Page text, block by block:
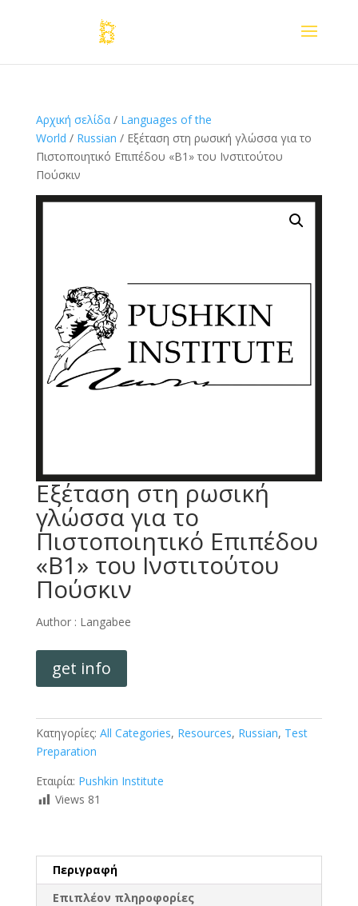
Αρχική σελίδα/ Languages of the
World / Russian / Εξέταση στη ρωσική γλώσσα για το
Πιστοποιητικό Επιπέδου «Β1» του Ινστιτούτου
Πούσκιν
Εξέταση στη ρωσική
γλώσσα για το
Πιστοποιητικό Επιπέδου
«Β1» του Ινστιτούτου
Πούσκιν
Author : Langabee
get info
Κατηγορίες: All Categories, Resources, Russian, Test
Preparation
Εταιρία: Pushkin Institute
Views 81
Περιγραφή
Επιπλέον πληροφορίες